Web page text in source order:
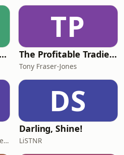
la cour
DO NOT Open This Book Series by Andy Lee
TP
The Profitable Tradie Podcast
Tony Fraser-Jones
The Australian Women's Weekly
DS
Darling, Shine!
LiSTNR